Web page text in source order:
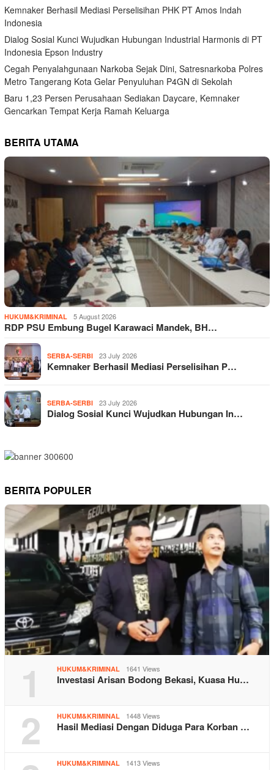
Kemnaker Berhasil Mediasi Perselisihan PHK PT Amos Indah
Indonesia
Dialog Sosial Kunci Wujudkan Hubungan Industrial Harmonis di PT
Indonesia Epson Industry
Cegah Penyalahgunaan Narkoba Sejak Dini, Satresnarkoba Polres
Metro Tangerang Kota Gelar Penyuluhan P4GN di Sekolah
Baru 1,23 Persen Perusahaan Sediakan Daycare, Kemnaker
Gencarkan Tempat Kerja Ramah Keluarga
BERITA UTAMA
HUKUM&KRIMINAL 5 August 2026
RDP PSU Embung Bugel Karawaci Mandek, BH…
SERBA-SERBI 23 July 2026
Kemnaker Berhasil Mediasi Perselisihan P…
SERBA-SERBI 23 July 2026
Dialog Sosial Kunci Wujudkan Hubungan In…
BERITA POPULER
1 HUKUM&KRIMINAL 1641 Views
Investasi Arisan Bodong Bekasi, Kuasa Hu…
2 HUKUM&KRIMINAL 1448 Views
Hasil Mediasi Dengan Diduga Para Korban …
HUKUM&KRIMINAL 1413 Views